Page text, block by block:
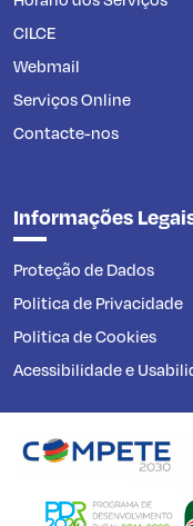
CILCE
Webmail
Serviços Online
Contacte-nos
Informações
Proteção de Dados
Politica de Privacidade
Politica de Cookies
Acessibilidade e